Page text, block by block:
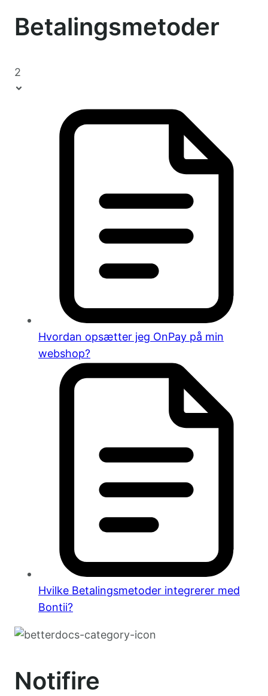
Betalingsmetoder
2
Hvordan opsætter jeg OnPay på min
webshop?
Hvilke Betalingsmetoder integrerer med
Bontii?
Notifire